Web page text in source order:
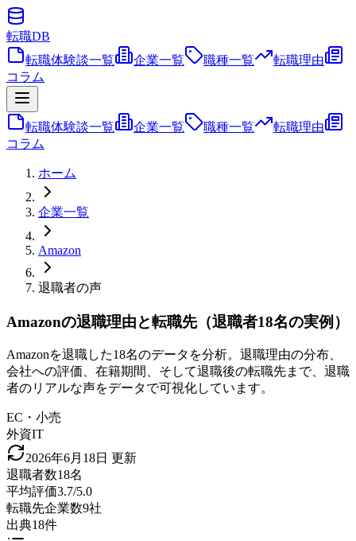
転職DB
転職体験談一覧
企業一覧 職種一覧
転職理由
コラム
転職体験談一覧 企業一覧 職種一覧
転職理由
コラム
ホーム
企業一覧
Amazon
退職者の声
Amazonの退職理由と転職先（退職者18名の実例）
Amazonを退職した18名のデータを分析。退職理由の分布、
会社への評価、在籍期間、そして退職後の転職先まで、退職
者のリアルな声をデータで可視化しています。
EC・小売
外資IT
2026年6月18日 更新
退職者数18名
平均評価3.7/5.0
転職先企業数9社
出典18件